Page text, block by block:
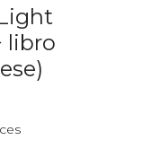
libro